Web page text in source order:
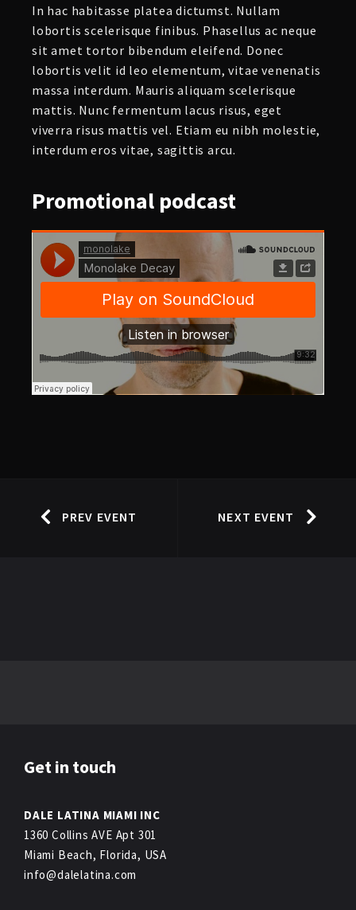
In hac habitasse platea dictumst. Nullam
lobortis scelerisque finibus. Phasellus ac neque
sit amet tortor bibendum eleifend. Donec
lobortis velit id leo elementum, vitae venenatis
massa interdum. Mauris aliquam scelerisque
mattis. Nunc fermentum lacus risus, eget
viverra risus mattis vel. Etiam eu nibh molestie,
interdum eros vitae, sagittis arcu.
Promotional podcast
PREV EVENT NEXT EVENT
Get in touch
DALE LATINA MIAMI INC
1360 Collins AVE Apt 301
Miami Beach, Florida, USA
info@dalelatina.com